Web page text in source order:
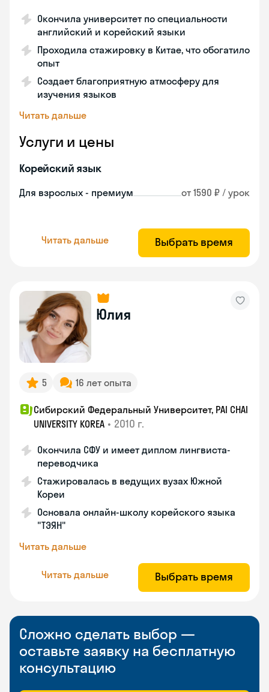
Окончила университет по специальности
английский и корейский языки
Проходила стажировку в Китае, что обогатило
опыт
Создает благоприятную атмосферу для
изучения языков
Читать дальше
Услуги и цены
Корейский язык
Для взрослых - премиум от 1590 ₽ / урок
Читать дальше Выбрать время
Юлия
5 16 лет опыта
Сибирский Федеральный Университет, PAI CHAI
UNIVERSITY KOREA • 2010 г.
Окончила СФУ и имеет диплом лингвиста-
переводчика
Стажировалась в ведущих вузах Южной
Кореи
Основала онлайн-школу корейского языка
"ТЭЯН"
Читать дальше
Читать дальше Выбрать время
Сложно сделать выбор —
оставьте заявку на бесплатную
консультацию